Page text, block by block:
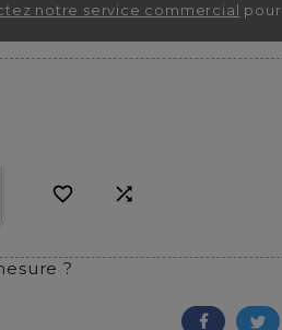
notre service commercial pour
 
?